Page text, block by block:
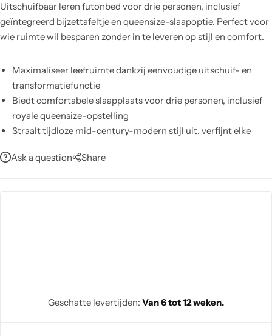
Uitschuifbaar leren futonbed voor drie personen, inclusief
geïntegreerd bijzettafeltje en queensize-slaapoptie. Perfect voor
wie ruimte wil besparen zonder in te leveren op stijl en comfort.
Maximaliseer leefruimte dankzij eenvoudige uitschuif- en
transformatiefunctie
Biedt comfortabele slaapplaats voor drie personen, inclusief
royale queensize-opstelling
Straalt tijdloze mid-century-modern stijl uit, verfijnt elke
Garandeer duurzaamheid met hoogwaardige leren bekleding
Ask a question Share
Geschatte levertijden: Van 6 tot 12 weken.